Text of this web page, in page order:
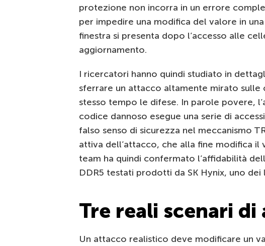
protezione non incorra in un errore
per impedire una modifica del valore in
finestra si presenta dopo l’accesso alle
aggiornamento.
I ricercatori hanno quindi studiato in
sferrare un attacco altamente mirato
stesso tempo le difese. In parole povere,
codice dannoso esegue una serie di
falso senso di sicurezza nel meccanismo
attiva dell’attacco, che alla fine modifica
team ha quindi confermato l’affidabilità
DDR5 testati prodotti da SK Hynix, uno
Tre reali scenari di
Un attacco realistico deve modificare un